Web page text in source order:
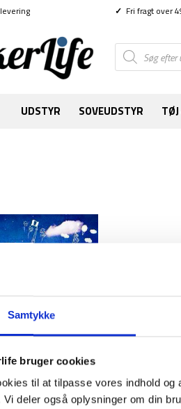
Samtykke
bruger cookies
til at tilpasse vores indhold
deler også oplysninger om din
✓ Fri fragt over
Products
search
UDSTYR SOVEUDSTYR